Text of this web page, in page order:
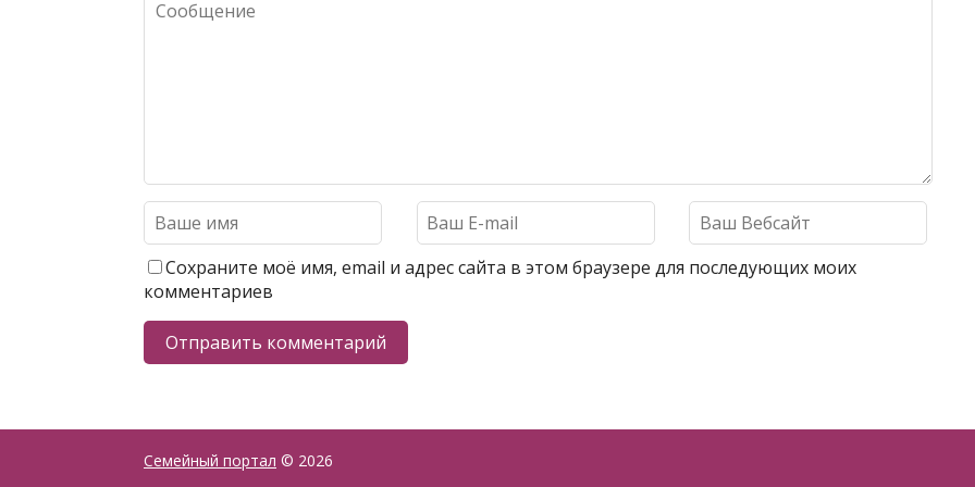
Сохраните моё имя, email и адрес сайта в этом браузере для последующих моих
комментариев
Семейный портал © 2026